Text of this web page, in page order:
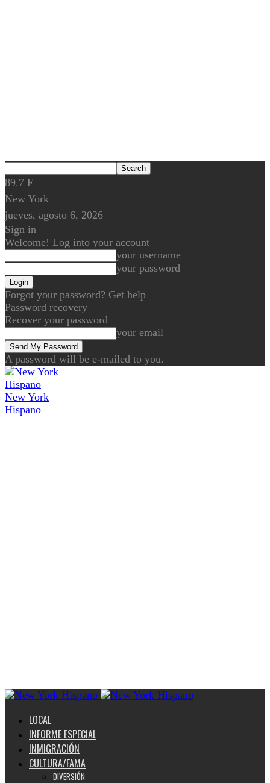
89.7 F
New York
jueves, agosto 6, 2026
Sign in
Welcome! Log into your account
your username
your password
Forgot your password? Get help
Password recovery
Recover your password
your email
A password will be e-mailed to you.
New York
Hispano
LOCAL
INFORME ESPECIAL
INMIGRACIÓN
CULTURA/FAMA
DIVERSIÓN